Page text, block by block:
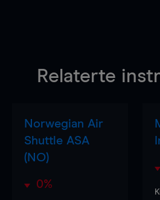
Relaterte
Norwegian Air
Shuttle ASA
(NO)
0%